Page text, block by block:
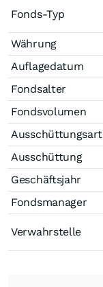
Fonds-Typ
Währung
Auflagedatum
Fondsalter
Fondsvolumen
Ausschüttungsart
Ausschüttung
Geschäftsjahr
Fondsmanager
Verwahrstelle